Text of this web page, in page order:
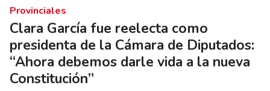
Clara García fue reelecta como
presidenta de la Cámara de Diputados:
“Ahora debemos darle vida a la nueva
Constitución”
Provinciales